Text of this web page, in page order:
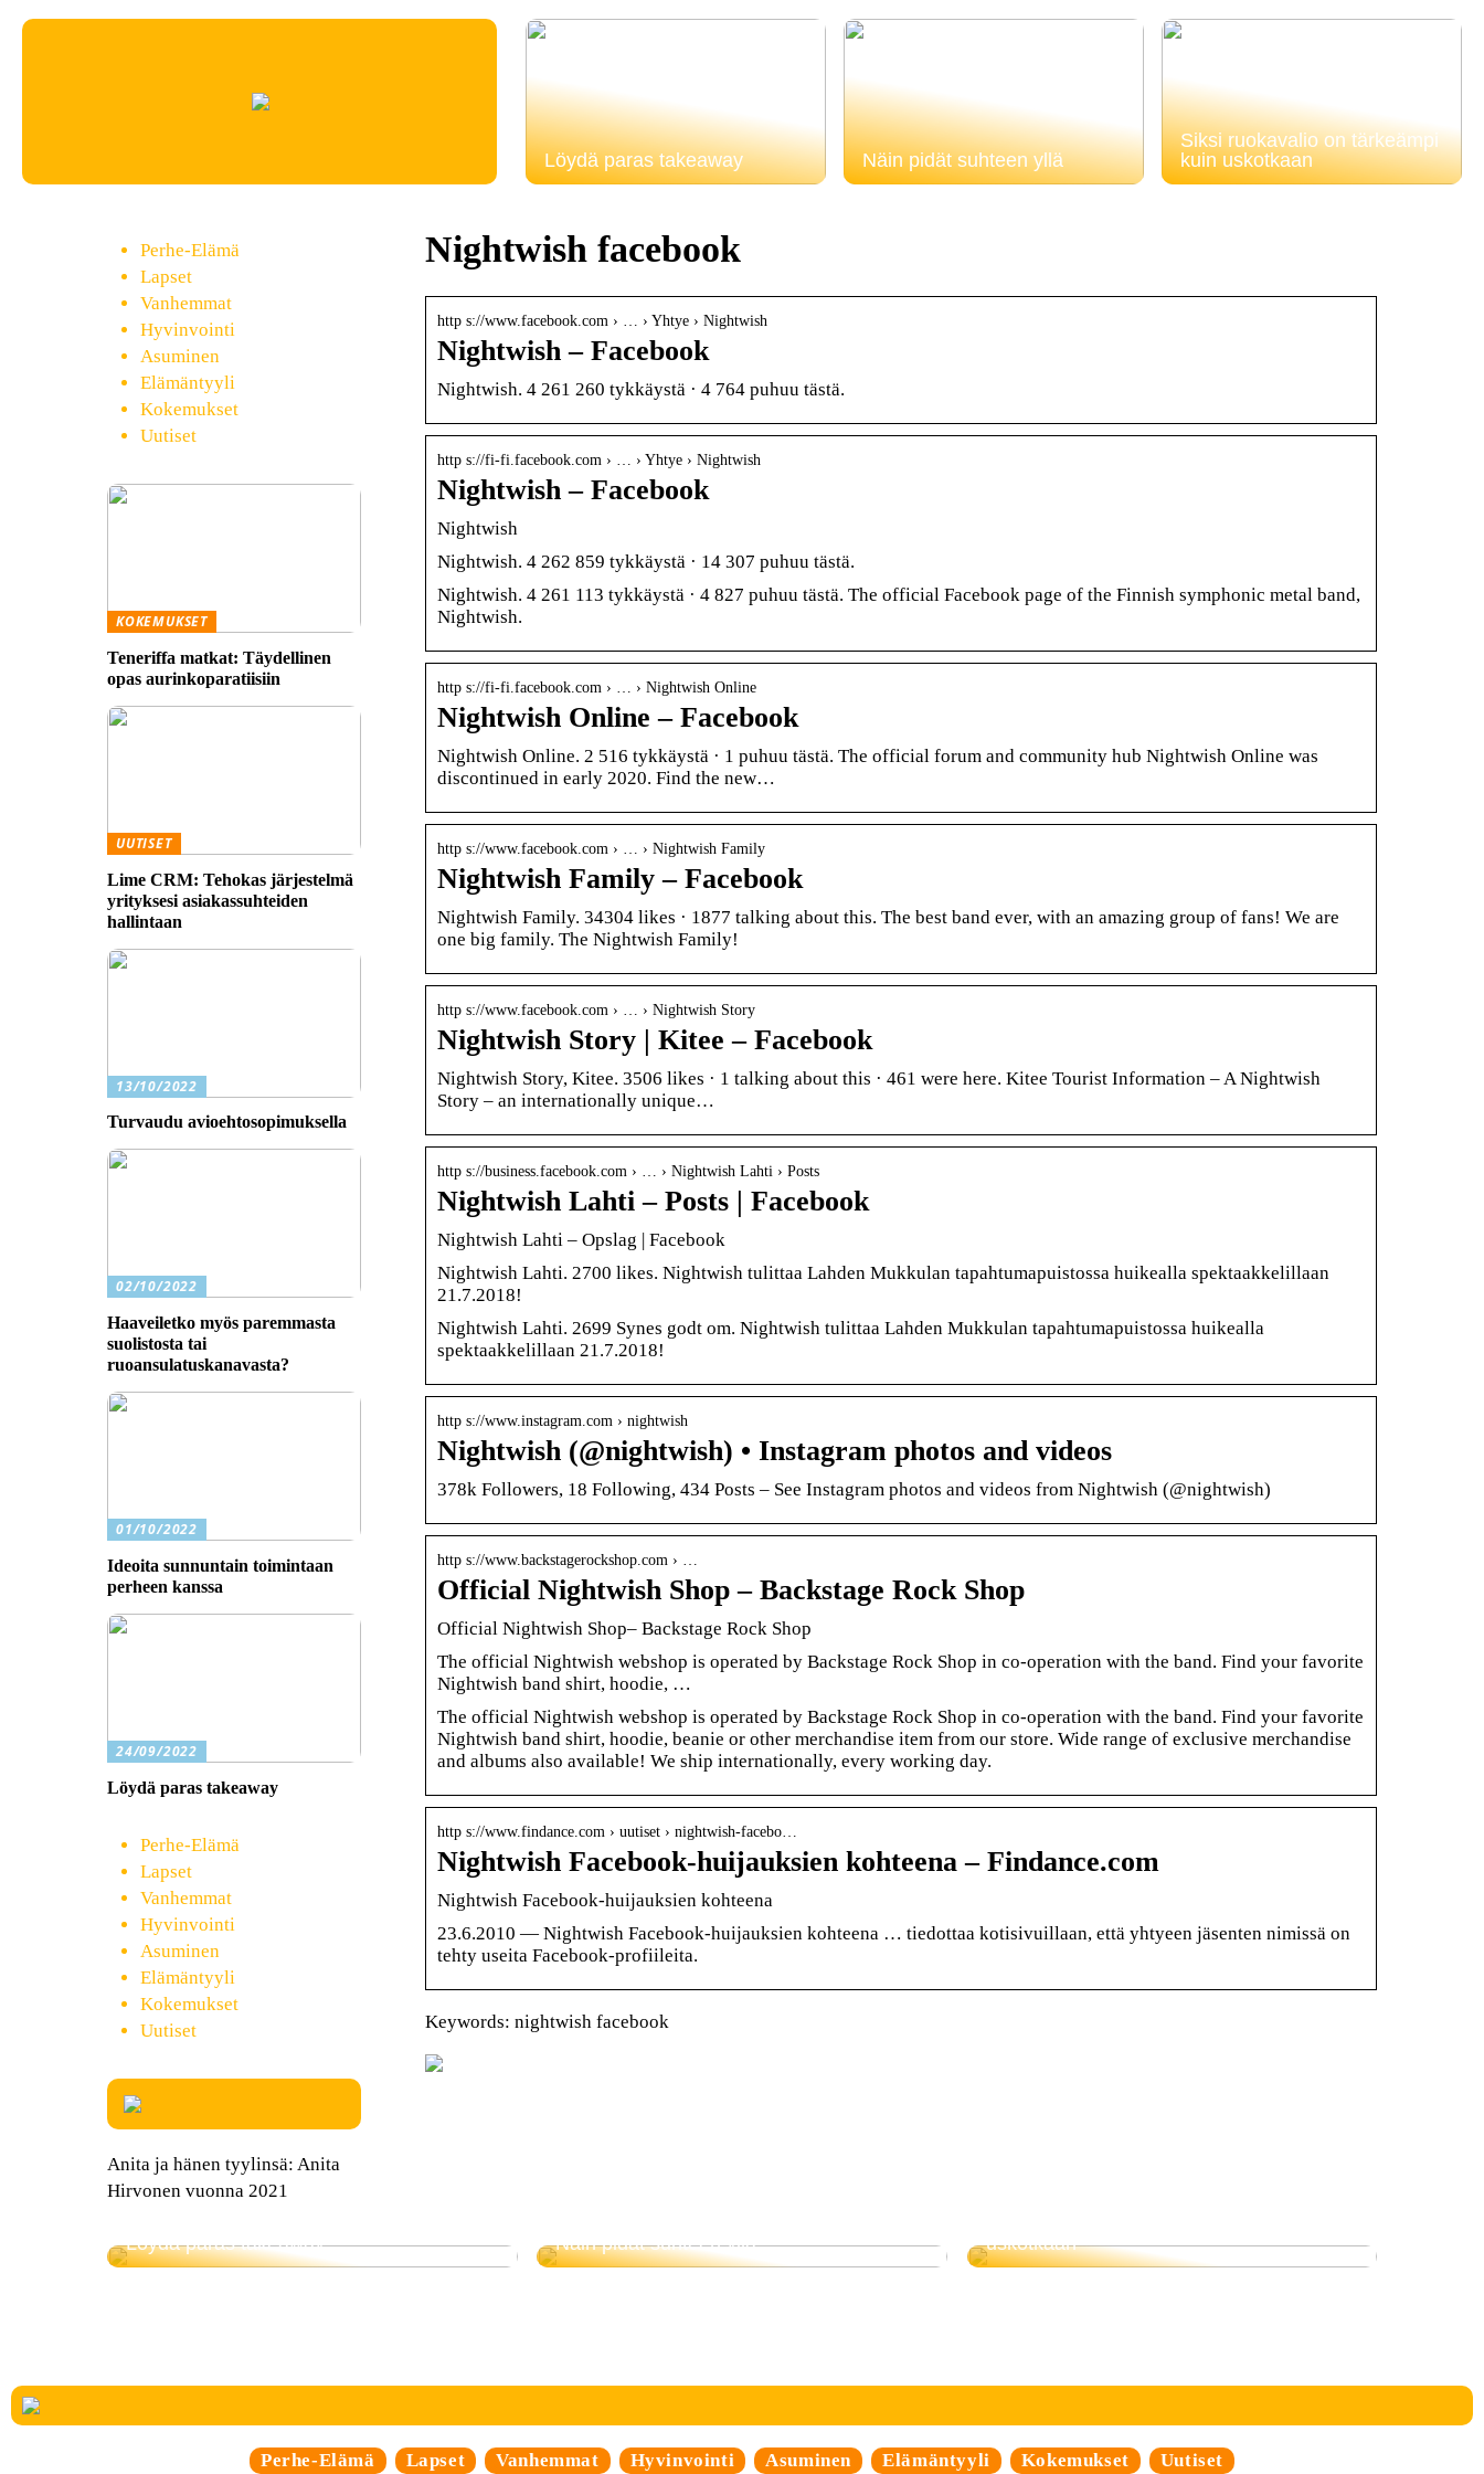
Löydä paras takeaway Näin pidät suhteen yllä
Siksi ruokavalio on tärkeämpi
kuin uskotkaan
Nightwish facebook
http s://www.facebook.com › … › Yhtye › Nightwish
Nightwish – Facebook
Nightwish. 4 261 260 tykkäystä · 4 764 puhuu tästä.
http s://fi-fi.facebook.com › … › Yhtye › Nightwish
Nightwish – Facebook
Nightwish
Nightwish. 4 262 859 tykkäystä · 14 307 puhuu tästä.
Nightwish. 4 261 113 tykkäystä · 4 827 puhuu tästä. The official Facebook page of the Finnish symphonic metal band,
Nightwish.
http s://fi-fi.facebook.com › … › Nightwish Online
Nightwish Online – Facebook
Nightwish Online. 2 516 tykkäystä · 1 puhuu tästä. The official forum and community hub Nightwish Online was
discontinued in early 2020. Find the new…
http s://www.facebook.com › … › Nightwish Family
Nightwish Family – Facebook
Nightwish Family. 34304 likes · 1877 talking about this. The best band ever, with an amazing group of fans! We are
one big family. The Nightwish Family!
http s://www.facebook.com › … › Nightwish Story
Nightwish Story | Kitee – Facebook
Nightwish Story, Kitee. 3506 likes · 1 talking about this · 461 were here. Kitee Tourist Information – A Nightwish
Story – an internationally unique…
http s://business.facebook.com › … › Nightwish Lahti › Posts
Nightwish Lahti – Posts | Facebook
Nightwish Lahti – Opslag | Facebook
Nightwish Lahti. 2700 likes. Nightwish tulittaa Lahden Mukkulan tapahtumapuistossa huikealla spektaakkelillaan
21.7.2018!
Nightwish Lahti. 2699 Synes godt om. Nightwish tulittaa Lahden Mukkulan tapahtumapuistossa huikealla
spektaakkelillaan 21.7.2018!
http s://www.instagram.com › nightwish
Nightwish (@nightwish) • Instagram photos and videos
378k Followers, 18 Following, 434 Posts – See Instagram photos and videos from Nightwish (@nightwish)
http s://www.backstagerockshop.com › …
Official Nightwish Shop – Backstage Rock Shop
Official Nightwish Shop– Backstage Rock Shop
The official Nightwish webshop is operated by Backstage Rock Shop in co-operation with the band. Find your favorite
Nightwish band shirt, hoodie, …
The official Nightwish webshop is operated by Backstage Rock Shop in co-operation with the band. Find your favorite
Nightwish band shirt, hoodie, beanie or other merchandise item from our store. Wide range of exclusive merchandise
and albums also available! We ship internationally, every working day.
http s://www.findance.com › uutiset › nightwish-facebo…
Nightwish Facebook-huijauksien kohteena – Findance.com
Nightwish Facebook-huijauksien kohteena
23.6.2010 — Nightwish Facebook-huijauksien kohteena … tiedottaa kotisivuillaan, että yhtyeen jäsenten nimissä on
tehty useita Facebook-profiileita.
Keywords: nightwish facebook
Perhe-Elämä
Lapset
Vanhemmat
Hyvinvointi
Asuminen
Elämäntyyli
Kokemukset
Uutiset
KOKEMUKSET
Teneriffa matkat: Täydellinen
opas aurinkoparatiisiin
UUTISET
Lime CRM: Tehokas järjestelmä
yrityksesi asiakassuhteiden
hallintaan
13/10/2022
Turvaudu avioehtosopimuksella
02/10/2022
Haaveiletko myös paremmasta
suolistosta tai
ruoansulatuskanavasta?
01/10/2022
Ideoita sunnuntain toimintaan
perheen kanssa
24/09/2022
Löydä paras takeaway
Perhe-Elämä
Lapset
Vanhemmat
Hyvinvointi
Asuminen
Elämäntyyli
Kokemukset
Uutiset
Anita ja hänen tyylinsä: Anita
Hirvonen vuonna 2021
Löydä paras takeaway Näin pidät suhteen yllä
uskotkaan
Perhe-Elämä Lapset Vanhemmat Hyvinvointi Asuminen Elämäntyyli Kokemukset Uutiset